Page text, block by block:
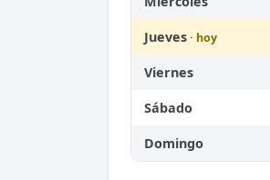
Jueves
Viernes
Sábado
Domingo